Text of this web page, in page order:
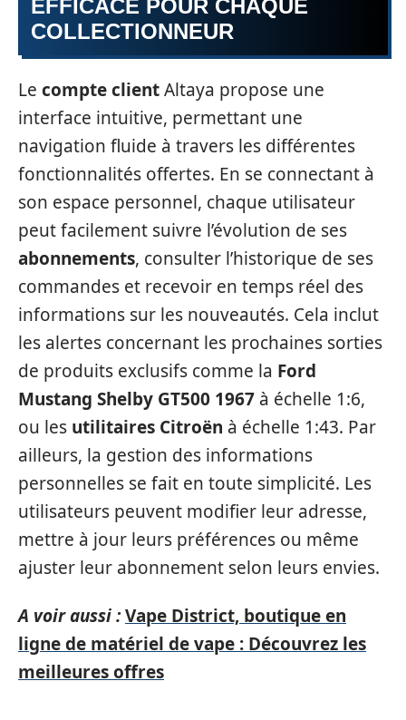
EFFICACE POUR CHAQUE
COLLECTIONNEUR
Le compte clientAltaya propose une
interface intuitive, permettant une
navigation fluide à travers les différentes
fonctionnalités offertes. En se connectant à
son espace personnel, chaque utilisateur
peut facilement suivre l’évolution de ses
abonnements, consulter l’historique de ses
commandes et recevoir en temps réel des
informations sur les nouveautés. Cela inclut
les alertes concernant les prochaines sorties
de produits exclusifs comme la Ford
Mustang Shelby GT500 1967 à échelle 1:6,
ou les utilitaires Citroën à échelle 1:43. Par
ailleurs, la gestion des informations
personnelles se fait en toute simplicité. Les
utilisateurs peuvent modifier leur adresse,
mettre à jour leurs préférences ou même
ajuster leur abonnement selon leurs envies.
A voir aussi :Vape District, boutique en
ligne de matériel de vape : Découvrez les
meilleures offres